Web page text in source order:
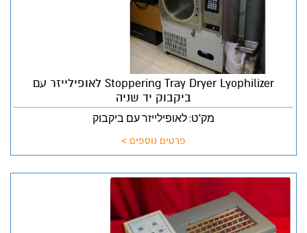
Stoppering Tray Dryer Lyophilizer לאופילייזר עם
ביקבוק יד שניה
מק"ט: לאופילייזר עם ביקבוק
פרטים נוספים >